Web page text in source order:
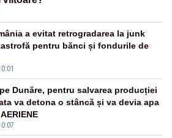
a evitat retrogradarea la junk
pentru bănci și fondurile de
Dunăre, pentru salvarea producției
va detona o stâncă și va devia apa